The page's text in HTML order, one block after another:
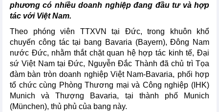
phương có nhiều doanh nghiệp đang đầu tư và hợp
tác với Việt Nam.
Theo phóng viên TTXVN tại Đức, trong khuôn khổ
chuyến công tác tại bang Bavaria (Bayern), Đông Nam
nước Đức, nhằm thắt chặt quan hệ hợp tác kinh tế, Đại
sứ Việt Nam tại Đức, Nguyễn Đắc Thành đã chủ trì Tọa
đàm bàn tròn doanh nghiệp Việt Nam-Bavaria, phối hợp
tổ chức cùng Phòng Thương mại và Công nghiệp (IHK)
Munich và Thượng Bavaria, tại thành phố Munich
(München), thủ phủ của bang này.